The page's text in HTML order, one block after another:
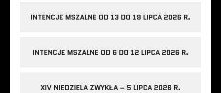
INTENCJE MSZALNE OD 13 DO 19 LIPCA 2026 R.
INTENCJE MSZALNE OD 6 DO 12 LIPCA 2026 R.
XIV NIEDZIELA ZWYKŁA – 5 LIPCA 2026 R.